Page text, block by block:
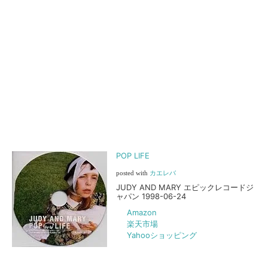
POP LIFE
posted with カエレバ
JUDY AND MARY エピックレコードジ
ャパン 1998-06-24
Amazon
楽天市場
Yahooショッピング